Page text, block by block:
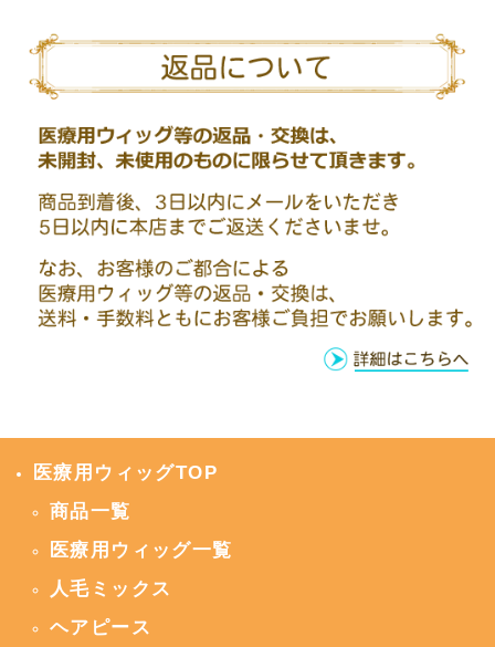
医療用ウィッグTOP
商品一覧
医療用ウィッグ一覧
人毛ミックス
ヘアピース